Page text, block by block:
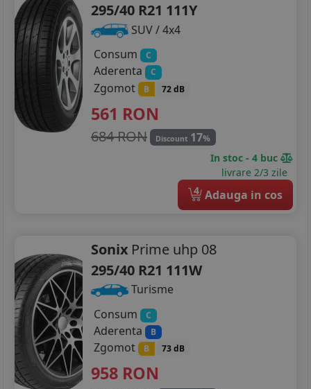
295/40 R21 111Y
SUV / 4x4
Consum
C
Aderenta C
Zgomot B 72 dB
561 RON
684 RON Discount 17%
In stoc - 4 buc
livrare 2/3 zile
4 Adauga in cos
Sonix Prime uhp 08
295/40 R21 111W
Turisme
Consum
C
Aderenta B
Zgomot B 73 dB
958 RON